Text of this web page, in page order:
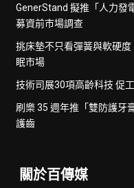
GenerStand 擬推「人力發
募資前市場調查
挑床墊不只看彈簧與軟硬
眠市場
技術司展30項高齡科技 促
刷樂 35 週年推「雙防護牙
護齒
關於百傳媒